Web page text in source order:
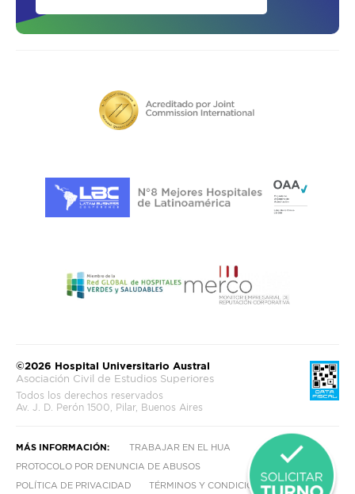
SOLICITAR UN ASESOR
©2026 Hospital Universitario Austral
Asociación Civil de Estudios Superiores
Todos los derechos reservados
Av. J. D. Perón 1500, Pilar, Buenos Aires
MÁS INFORMACIÓN: TRABAJAR EN EL HUA
PROTOCOLO POR DENUNCIA DE ABUSOS
POLÍTICA DE PRIVACIDAD TÉRMINOS Y CONDICIONES